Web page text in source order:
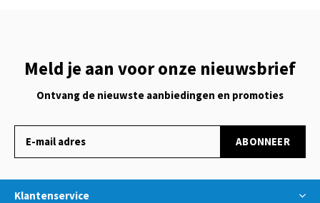
Meld je aan voor onze nieuwsbrief
Ontvang de nieuwste aanbiedingen en promoties
ABONNEER
Klantenservice